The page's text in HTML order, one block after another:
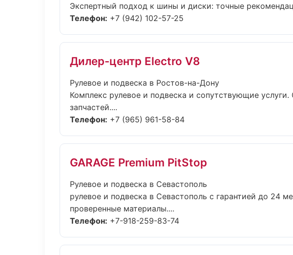
Экспертный подход к шины и диски: точные
Телефон: +7 (942) 102-57-25
Дилер-центр Electro V8
Рулевое и подвеска в Ростов-на-Дону
Комплекс рулевое и подвеска и сопутствующие
запчастей....
Телефон: +7 (965) 961-58-84
GARAGE Premium PitStop
Рулевое и подвеска в Севастополь
рулевое и подвеска в Севастополь с гарантией до 24
проверенные материалы....
Телефон: +7-918-259-83-74